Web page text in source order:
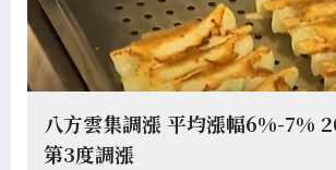
八方雲集調漲 平均漲幅6%-7%
第3度調漲